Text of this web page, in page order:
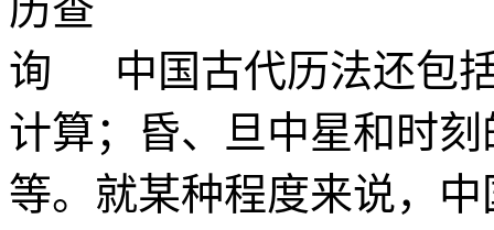
中国古代历法还包
计算；昏、旦中星和时
等。就某种程度来说，